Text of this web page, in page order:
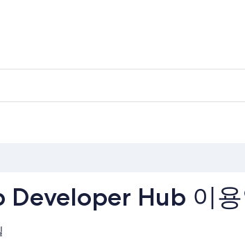
Developer Hub 이